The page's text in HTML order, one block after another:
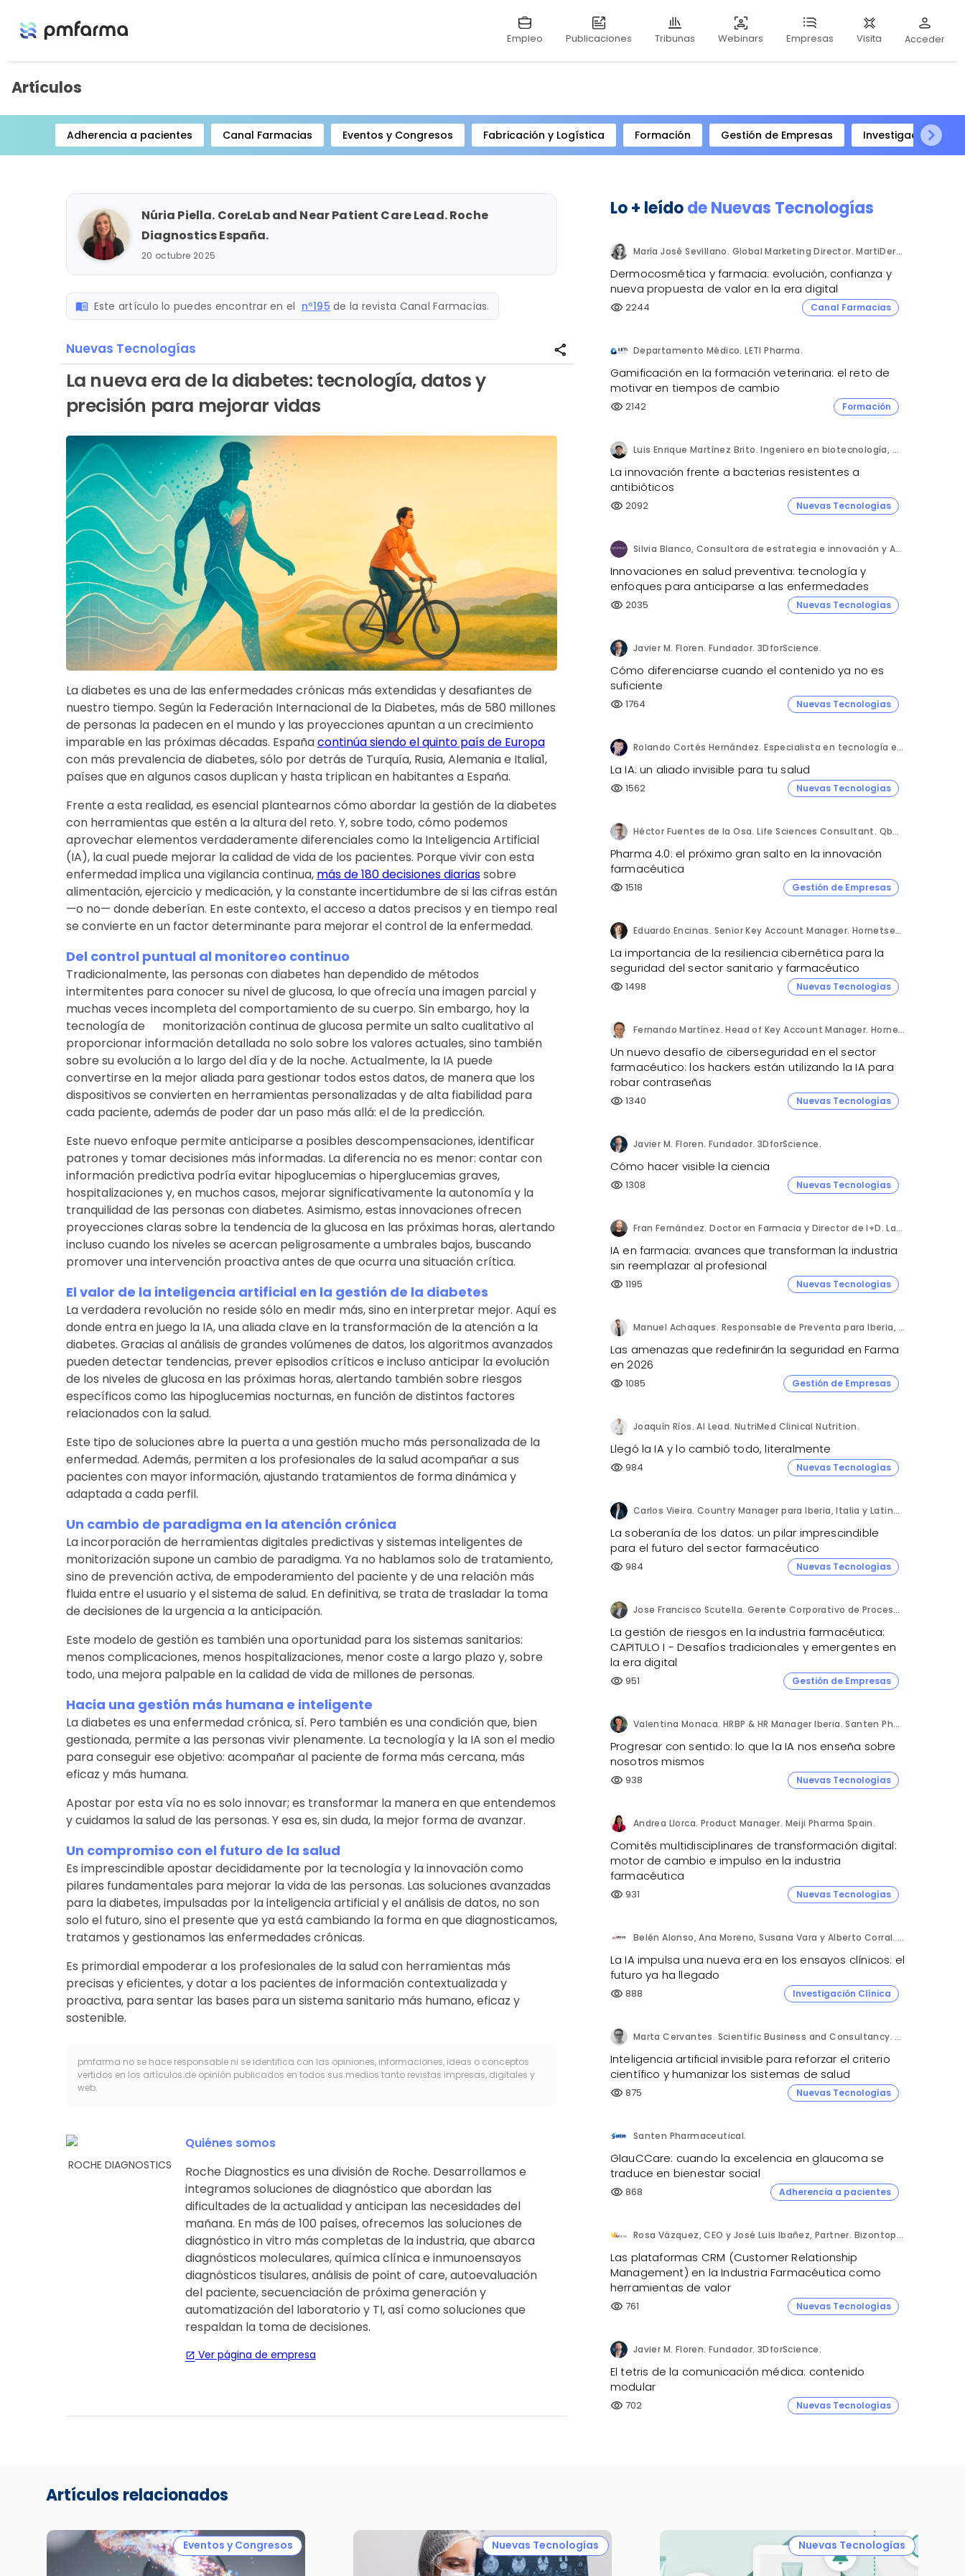
Empleo Publicaciones Tribunas Webinars Empresas Visita Acceder
Artículos
Adherencia a pacientes Canal Farmacias Eventos y Congresos Fabricación y Logística Formación Gestión de Empresas
Investigación
Item
Núria Piella. CoreLab and Near Patient Care Lead. Roche
Diagnostics España.
20 octubre 2025
menu_book Este artículo lo puedes encontrar en el nº195 de la revista Canal Farmacias.
Nuevas Tecnologías share
La nueva era de la diabetes: tecnología, datos y
precisión para mejorar vidas
La diabetes es una de las enfermedades crónicas más extendidas y desafiantes de
nuestro tiempo. Según la Federación Internacional de la Diabetes, más de 580 millones
de personas la padecen en el mundo y las proyecciones apuntan a un crecimiento
imparable en las próximas décadas. Españacontinúa siendo el quinto país de Europa
con más prevalencia de diabetes, sólo por detrás de Turquía, Rusia, Alemania e Italia1,
países que en algunos casos duplican y hasta triplican en habitantes a España.
Frente a esta realidad, es esencial plantearnos cómo abordar la gestión de la diabetes
con herramientas que estén a la altura del reto. Y, sobre todo, cómo podemos
aprovechar elementos verdaderamente diferenciales como la Inteligencia Artificial
(IA), la cual puede mejorar la calidad de vida de los pacientes. Porque vivir con esta
enfermedad implica una vigilancia continua, más de 180 decisiones diariassobre
alimentación, ejercicio y medicación, y la constante incertidumbre de si las cifras están
—o no— donde deberían. En este contexto, el acceso a datos precisos y en tiempo real
se convierte en un factor determinante para mejorar el control de la enfermedad.
Del control puntual al monitoreo continuo
Tradicionalmente, las personas con diabetes han dependido de métodos
intermitentes para conocer su nivel de glucosa, lo que ofrecía una imagen parcial y
muchas veces incompleta del comportamiento de su cuerpo. Sin embargo, hoy la
tecnología de monitorización continua de glucosa permite un salto cualitativo al
proporcionar información detallada no solo sobre los valores actuales, sino también
sobre su evolución a lo largo del día y de la noche. Actualmente, la IA puede
convertirse en la mejor aliada para gestionar todos estos datos, de manera que los
dispositivos se convierten en herramientas personalizadas y de alta fiabilidad para
cada paciente, además de poder dar un paso más allá: el de la predicción.
Este nuevo enfoque permite anticiparse a posibles descompensaciones, identificar
patrones y tomar decisiones más informadas. La diferencia no es menor: contar con
información predictiva podría evitar hipoglucemias o hiperglucemias graves,
hospitalizaciones y, en muchos casos, mejorar significativamente la autonomía y la
tranquilidad de las personas con diabetes. Asimismo, estas innovaciones ofrecen
proyecciones claras sobre la tendencia de la glucosa en las próximas horas, alertando
incluso cuando los niveles se acercan peligrosamente a umbrales bajos, buscando
promover una intervención proactiva antes de que ocurra una situación crítica.
El valor de la inteligencia artificial en la gestión de la diabetes
La verdadera revolución no reside sólo en medir más, sino en interpretar mejor. Aquí es
donde entra en juego la IA, una aliada clave en la transformación de la atención a la
diabetes. Gracias al análisis de grandes volúmenes de datos, los algoritmos avanzados
pueden detectar tendencias, prever episodios críticos e incluso anticipar la evolución
de los niveles de glucosa en las próximas horas, alertando también sobre riesgos
específicos como las hipoglucemias nocturnas, en función de distintos factores
relacionados con la salud.
Este tipo de soluciones abre la puerta a una gestión mucho más personalizada de la
enfermedad. Además, permiten a los profesionales de la salud acompañar a sus
pacientes con mayor información, ajustando tratamientos de forma dinámica y
adaptada a cada perfil.
Un cambio de paradigma en la atención crónica
La incorporación de herramientas digitales predictivas y sistemas inteligentes de
monitorización supone un cambio de paradigma. Ya no hablamos solo de tratamiento,
sino de prevención activa, de empoderamiento del paciente y de una relación más
fluida entre el usuario y el sistema de salud. En definitiva, se trata de trasladar la toma
de decisiones de la urgencia a la anticipación.
Este modelo de gestión es también una oportunidad para los sistemas sanitarios:
menos complicaciones, menos hospitalizaciones, menor coste a largo plazo y, sobre
todo, una mejora palpable en la calidad de vida de millones de personas.
Hacia una gestión más humana e inteligente
La diabetes es una enfermedad crónica, sí. Pero también es una condición que, bien
gestionada, permite a las personas vivir plenamente. La tecnología y la IA son el medio
para conseguir ese objetivo: acompañar al paciente de forma más cercana, más
eficaz y más humana.
Apostar por esta vía no es solo innovar; es transformar la manera en que entendemos
y cuidamos la salud de las personas. Y esa es, sin duda, la mejor forma de avanzar.
Un compromiso con el futuro de la salud
Es imprescindible apostar decididamente por la tecnología y la innovación como
pilares fundamentales para mejorar la vida de las personas. Las soluciones avanzadas
para la diabetes, impulsadas por la inteligencia artificial y el análisis de datos, no son
solo el futuro, sino el presente que ya está cambiando la forma en que diagnosticamos,
tratamos y gestionamos las enfermedades crónicas.
Es primordial empoderar a los profesionales de la salud con herramientas más
precisas y eficientes, y dotar a los pacientes de información contextualizada y
proactiva, para sentar las bases para un sistema sanitario más humano, eficaz y
sostenible.
pmfarma no se hace responsable ni se identifica con las opiniones, informaciones, ideas o conceptos
vertidos en los artículos de opinión publicados en todos sus medios tanto revistas impresas, digitales y
web.
ROCHE DIAGNOSTICS
Quiénes somos
Roche Diagnostics es una división de Roche. Desarrollamos e
integramos soluciones de diagnóstico que abordan las
dificultades de la actualidad y anticipan las necesidades del
mañana. En más de 100 países, ofrecemos las soluciones de
diagnóstico in vitro más completas de la industria, que abarca
diagnósticos moleculares, química clínica e inmunoensayos
diagnósticos tisulares, análisis de point of care, autoevaluación
del paciente, secuenciación de próxima generación y
automatización del laboratorio y TI, así como soluciones que
respaldan la toma de decisiones.
open_in_new Ver página de empresa
Lo + leídodeNuevas Tecnologías
María José Sevillano. Global Marketing Director. MartiDerm.
Dermocosmética y farmacia: evolución, confianza y
nueva propuesta de valor en la era digital
visibility 2244 Canal Farmacias
Departamento Médico. LETI Pharma.
Gamificación en la formación veterinaria: el reto de
motivar en tiempos de cambio
visibility 2142 Formación
Luis Enrique Martínez Brito. Ingeniero en biotecnología, México.
La innovación frente a bacterias resistentes a
antibióticos
visibility 2092 Nuevas Tecnologías
Silvia Blanco, Consultora de estrategia e innovación y Ana Leal, Consultora Senior de estrategia e innovación. ANIMA.
Innovaciones en salud preventiva: tecnología y
enfoques para anticiparse a las enfermedades
visibility 2035 Nuevas Tecnologías
Javier M. Floren. Fundador. 3DforScience.
Cómo diferenciarse cuando el contenido ya no es
suficiente
visibility 1764 Nuevas Tecnologías
Rolando Cortés Hernández. Especialista en tecnología e inteligencia artificial. Director Comercial. AQUÍ tu Remodelación.
La IA: un aliado invisible para tu salud
visibility 1562 Nuevas Tecnologías
Héctor Fuentes de la Osa. Life Sciences Consultant. QbD Group.
Pharma 4.0: el próximo gran salto en la innovación
farmacéutica
visibility 1518 Gestión de Empresas
Eduardo Encinas. Senior Key Account Manager. Hornetsecurity en Iberia.
La importancia de la resiliencia cibernética para la
seguridad del sector sanitario y farmacéutico
visibility 1498 Nuevas Tecnologías
Fernando Martínez. Head of Key Account Manager. Hornetsecurity.
Un nuevo desafío de ciberseguridad en el sector
farmacéutico: los hackers están utilizando la IA para
robar contraseñas
visibility 1340 Nuevas Tecnologías
Javier M. Floren. Fundador. 3DforScience.
Cómo hacer visible la ciencia
visibility 1308 Nuevas Tecnologías
Fran Fernández. Doctor en Farmacia y Director de I+D. Labiana
IA en farmacia: avances que transforman la industria
sin reemplazar al profesional
visibility 1195 Nuevas Tecnologías
Manuel Achaques. Responsable de Preventa para Iberia, Italia y Latinoamérica. Hornetsecurity.
Las amenazas que redefinirán la seguridad en Farma
en 2026
visibility 1085 Gestión de Empresas
Joaquín Ríos. AI Lead. NutriMed Clinical Nutrition.
Llegó la IA y lo cambió todo, literalmente
visibility 984 Nuevas Tecnologías
Carlos Vieira. Country Manager para Iberia, Italia y Latinoamérica. Hornetsecurity.
La soberanía de los datos: un pilar imprescindible
para el futuro del sector farmacéutico
visibility 984 Nuevas Tecnologías
Jose Francisco Scutella. Gerente Corporativo de Procesos & Control Interno. Adium Pharma.
La gestión de riesgos en la industria farmacéutica:
CAPITULO I - Desafíos tradicionales y emergentes en
la era digital
visibility 951 Gestión de Empresas
Valentina Monaca. HRBP & HR Manager Iberia. Santen Pharmaceutical.
Progresar con sentido: lo que la IA nos enseña sobre
nosotros mismos
visibility 938 Nuevas Tecnologías
Andrea Llorca. Product Manager. Meiji Pharma Spain.
Comités multidisciplinares de transformación digital:
motor de cambio e impulso en la industria
farmacéutica
visibility 931 Nuevas Tecnologías
Belén Alonso, Ana Moreno, Susana Vara y Alberto Corral. Apices.
La IA impulsa una nueva era en los ensayos clínicos: el
futuro ya ha llegado
visibility 888 Investigación Clínica
Marta Cervantes. Scientific Business and Consultancy. Punta Alta.
Inteligencia artificial invisible para reforzar el criterio
científico y humanizar los sistemas de salud
visibility 875 Nuevas Tecnologías
Santen Pharmaceutical.
GlauCCare: cuando la excelencia en glaucoma se
traduce en bienestar social
visibility 868 Adherencia a pacientes
Rosa Vázquez, CEO y José Luis Ibañez, Partner. Bizontop Group, SL.
Las plataformas CRM (Customer Relationship
Management) en la Industria Farmacéutica como
herramientas de valor
visibility 761 Nuevas Tecnologías
Javier M. Floren. Fundador. 3DforScience.
El tetris de la comunicación médica: contenido
modular
visibility 702 Nuevas Tecnologías
Artículos relacionados
Eventos y Congresos Nuevas Tecnologías Nuevas Tecnologías